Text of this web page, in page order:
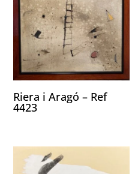
Riera i Aragó – Ref
4423